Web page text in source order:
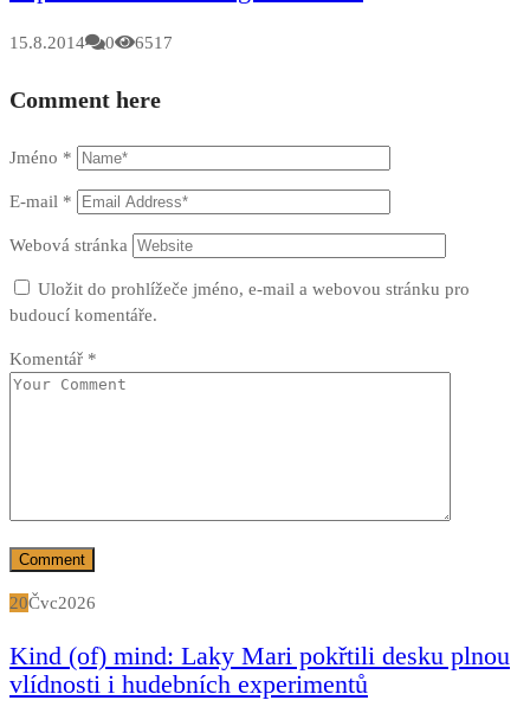
15.8.2014 0 6517
Comment here
Jméno *
E-mail *
Webová stránka
Uložit do prohlížeče jméno, e-mail a webovou stránku pro
budoucí komentáře.
Komentář *
20Čvc2026
Kind (of) mind: Laky Mari pokřtili desku plnou
vlídnosti i hudebních experimentů